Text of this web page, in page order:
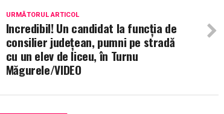
URMĂTORUL ARTICOL
Incredibil! Un candidat la funcția de
consilier județean, pumni pe stradă
cu un elev de liceu, în Turnu
Măgurele/VIDEO